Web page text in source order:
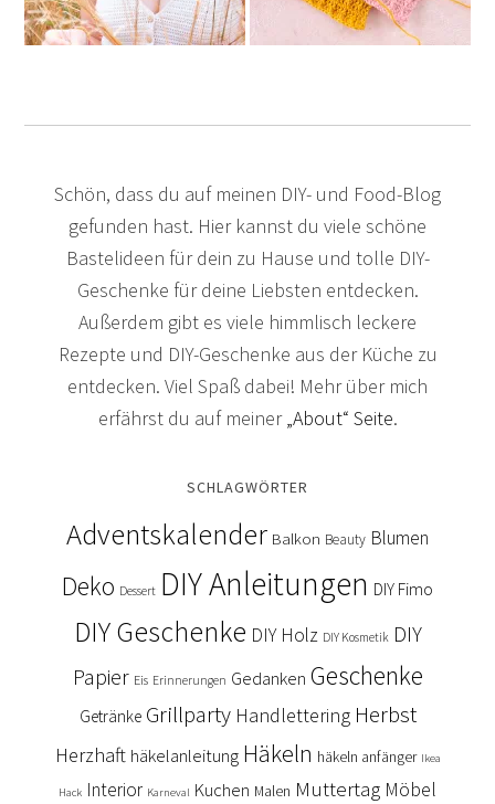
Schön, dass du auf meinen DIY- und Food-Blog
gefunden hast. Hier kannst du viele schöne
Bastelideen für dein zu Hause und tolle DIY-
Geschenke für deine Liebsten entdecken.
Außerdem gibt es viele himmlisch leckere
Rezepte und DIY-Geschenke aus der Küche zu
entdecken. Viel Spaß dabei! Mehr über mich
erfährst du auf meiner „About“ Seite.
SCHLAGWÖRTER
Adventskalender Balkon Beauty Blumen
Deko Dessert DIY Anleitungen DIY Fimo
DIY Geschenke DIY Holz DIY Kosmetik DIY
Papier Eis Erinnerungen Gedanken Geschenke
Getränke Grillparty Handlettering Herbst
Herzhaft häkelanleitung Häkeln häkeln anfänger Ikea
Hack Interior Karneval Kuchen Malen Muttertag Möbel